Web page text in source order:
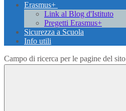
Erasmus+
Link al Blog d'Istituto
Pregetti Erasmus+
Sicurezza a Scuola
Info utili
Campo di ricerca per le pagine del sito